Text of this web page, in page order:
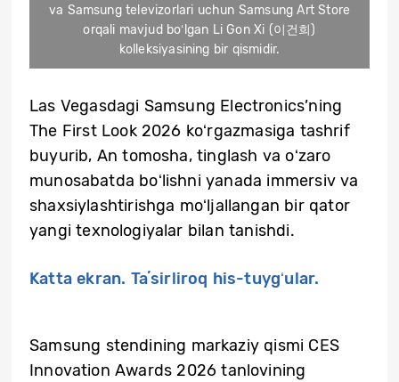
va Samsung televizorlari uchun Samsung Art Store
orqali mavjud boʻlgan Li Gon Xi (이건희)
kolleksiyasining bir qismidir.
Las Vegasdagi Samsung Electronics’ning
The First Look 2026 koʻrgazmasiga tashrif
buyurib, An tomosha, tinglash va oʻzaro
munosabatda boʻlishni yanada immersiv va
shaxsiylashtirishga moʻljallangan bir qator
yangi texnologiyalar bilan tanishdi.
Katta ekran. Taʼsirliroq his-tuygʻular.
Samsung stendining markaziy qismi CES
Innovation Awards 2026 tanlovining